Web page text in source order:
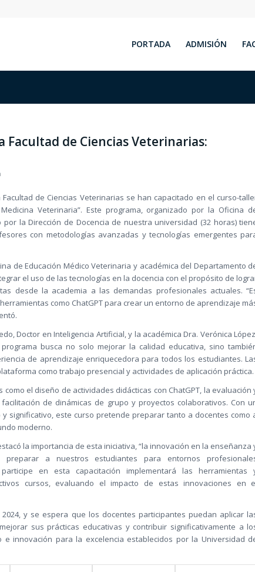
PORTADA ADMISIÓN
Facultad de Ciencias Veterinarias:
de Ciencias Veterinarias se han capacitado en el curso-
Veterinaria”. Este programa, organizado por la Oficina
la Dirección de Docencia de nuestra universidad (32 horas)
con metodologías avanzadas y tecnologías emergentes
de Educación Médico Veterinaria y académica del Departamento
el uso de las tecnologías en la docencia con el propósito de
desde la academia a las demandas profesionales actuales.
como ChatGPT para crear un entorno de aprendizaje
Doctor en Inteligencia Artificial, y la académica Dra. Verónica
busca no solo mejorar la calidad educativa, sino
de aprendizaje enriquecedora para todos los estudiantes.
como trabajo presencial y actividades de aplicación práctica.
el diseño de actividades didácticas con ChatGPT, la evaluación
de dinámicas de grupo y proyectos colaborativos. Con
significativo, este curso pretende preparar tanto a docentes como
moderno.
la importancia de esta iniciativa, “la innovación en la enseñanza
a nuestros estudiantes para entornos
en esta capacitación implementará las herramientas
cursos, evaluando el impacto de estas innovaciones en
y se espera que los docentes participantes puedan aplicar
sus prácticas educativas y contribuir significativamente a
innovación para la excelencia establecidos por la Universidad